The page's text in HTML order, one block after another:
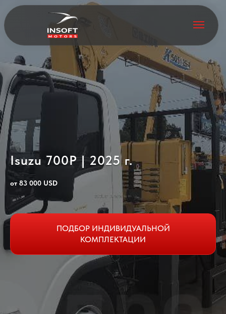
Isuzu 700P | 2025 г.
от 83 000 USD
ПОДБОР ИНДИВИДУАЛЬНОЙ
КОМПЛЕКТАЦИИ